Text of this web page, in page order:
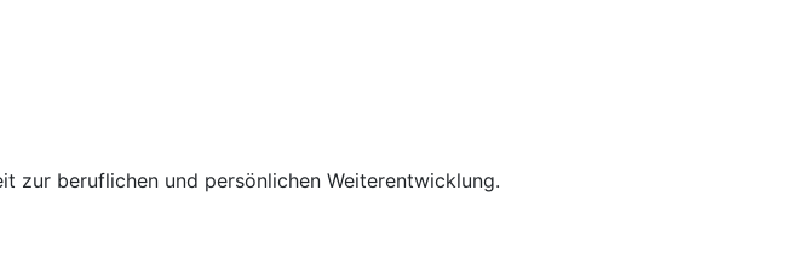
zur beruflichen und persönlichen Weiterentwicklung.